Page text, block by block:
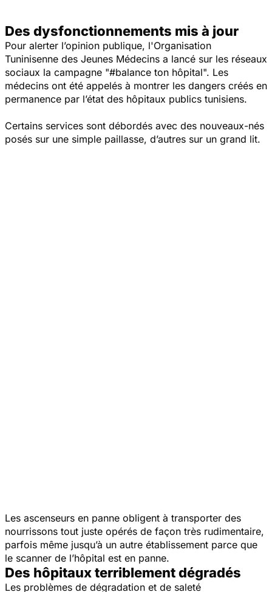
Des dysfonctionnements mis à jour
Pour alerter l’opinion publique, l'Organisation
Tuninisenne des Jeunes Médecins a lancé sur les réseaux
sociaux la campagne "#balance ton hôpital". Les
médecins ont été appelés à montrer les dangers créés en
permanence par l’état des hôpitaux publics tunisiens.
Certains services sont débordés avec des nouveaux-nés
posés sur une simple paillasse, d’autres sur un grand lit.
Les ascenseurs en panne obligent à transporter des
nourrissons tout juste opérés de façon très rudimentaire,
parfois même jusqu’à un autre établissement parce que
le scanner de l’hôpital est en panne.
Des hôpitaux terriblement dégradés
Les problèmes de dégradation et de saleté